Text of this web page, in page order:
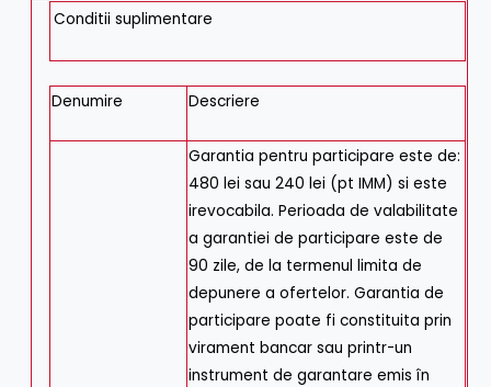
Conditii suplimentare
Denumire Descriere
Garantia pentru participare este de:
480 lei sau 240 lei (pt IMM) si este
irevocabila. Perioada de valabilitate
a garantiei de participare este de
90 zile, de la termenul limita de
depunere a ofertelor. Garantia de
participare poate fi constituita prin
virament bancar sau printr-un
instrument de garantare emis în